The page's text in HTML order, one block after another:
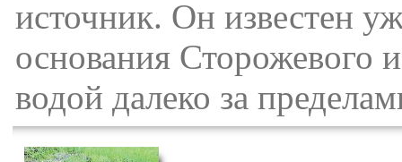
источник. Он известен
основания Сторожевого
водой далеко за